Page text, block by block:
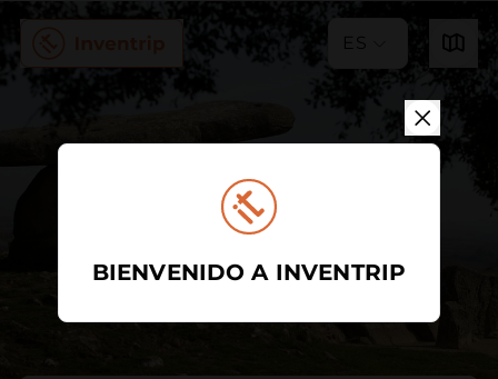
ES
BIENVENIDO A INVENTRIP